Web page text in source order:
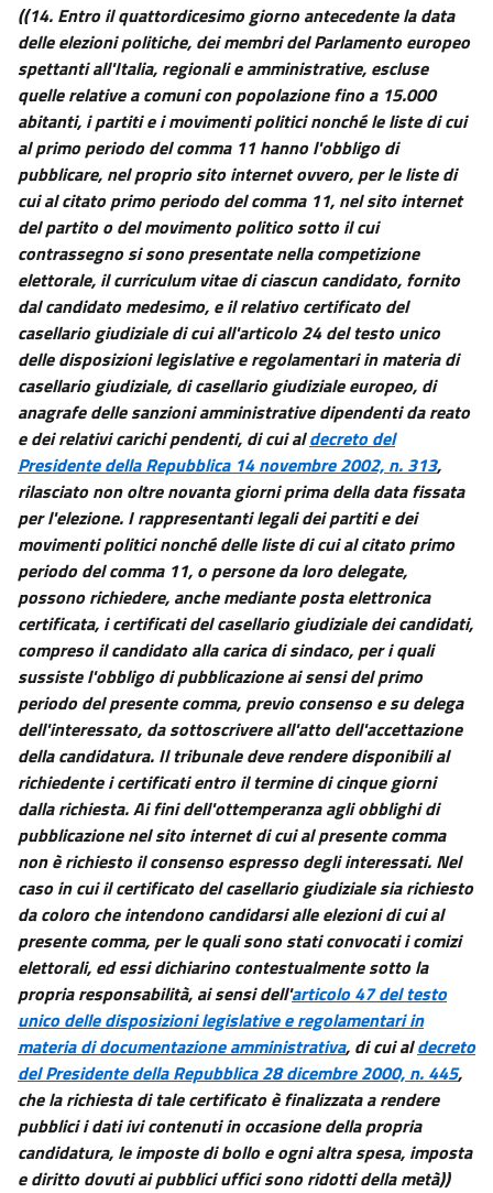
((14. Entro il quattordicesimo giorno antecedente la data
delle elezioni politiche, dei membri del Parlamento europeo
spettanti all'Italia, regionali e amministrative, escluse
quelle relative a comuni con popolazione fino a 15.000
abitanti, i partiti e i movimenti politici nonché le liste di cui
al primo periodo del comma 11 hanno l'obbligo di
pubblicare, nel proprio sito internet ovvero, per le liste di
cui al citato primo periodo del comma 11, nel sito internet
del partito o del movimento politico sotto il cui
contrassegno si sono presentate nella competizione
elettorale, il curriculum vitae di ciascun candidato, fornito
dal candidato medesimo, e il relativo certificato del
casellario giudiziale di cui all'articolo 24 del testo unico
delle disposizioni legislative e regolamentari in materia di
casellario giudiziale, di casellario giudiziale europeo, di
anagrafe delle sanzioni amministrative dipendenti da reato
e dei relativi carichi pendenti, di cui aldecreto del
Presidente della Repubblica 14 novembre 2002, n. 313,
rilasciato non oltre novanta giorni prima della data fissata
per l'elezione. I rappresentanti legali dei partiti e dei
movimenti politici nonché delle liste di cui al citato primo
periodo del comma 11, o persone da loro delegate,
possono richiedere, anche mediante posta elettronica
certificata, i certificati del casellario giudiziale dei candidati,
compreso il candidato alla carica di sindaco, per i quali
sussiste l'obbligo di pubblicazione ai sensi del primo
periodo del presente comma, previo consenso e su delega
dell'interessato, da sottoscrivere all'atto dell'accettazione
della candidatura. Il tribunale deve rendere disponibili al
richiedente i certificati entro il termine di cinque giorni
dalla richiesta. Ai fini dell'ottemperanza agli obblighi di
pubblicazione nel sito internet di cui al presente comma
non è richiesto il consenso espresso degli interessati. Nel
caso in cui il certificato del casellario giudiziale sia richiesto
da coloro che intendono candidarsi alle elezioni di cui al
presente comma, per le quali sono stati convocati i comizi
elettorali, ed essi dichiarino contestualmente sotto la
propria responsabilità, ai sensi dell'articolo 47 del testo
unico delle disposizioni legislative e regolamentari in
materia di documentazione amministrativa, di cui aldecreto
del Presidente della Repubblica 28 dicembre 2000, n. 445,
che la richiesta di tale certificato è finalizzata a rendere
pubblici i dati ivi contenuti in occasione della propria
candidatura, le imposte di bollo e ogni altra spesa, imposta
e diritto dovuti ai pubblici uffici sono ridotti della metà))